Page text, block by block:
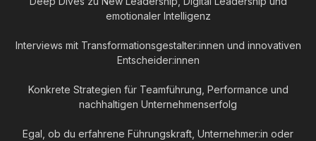
emotionaler Intelligenz
Interviews mit Transformationsgestalter:innen und innovativen
Entscheider:innen
Konkrete Strategien für Teamführung, Performance und
nachhaltigen Unternehmenserfolg
Egal, ob du erfahrene Führungskraft, Unternehmer:in oder